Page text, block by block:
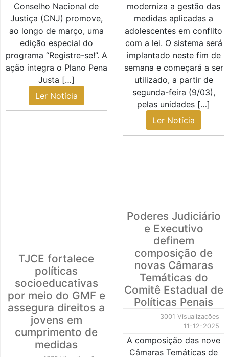
Conselho Nacional de
Justiça (CNJ) promove,
ao longo de março, uma
edição especial do
programa “Registre-se!”. A
ação integra o Plano Pena
Justa […]
Ler Notícia
moderniza a gestão das
medidas aplicadas a
adolescentes em conflito
com a lei. O sistema será
implantado neste fim de
semana e começará a ser
utilizado, a partir de
segunda-feira (9/03),
pelas unidades […]
Ler Notícia
TJCE fortalece
políticas
socioeducativas
por meio do GMF e
assegura direitos a
jovens em
cumprimento de
medidas
Poderes Judiciário
e Executivo
definem
composição de
novas Câmaras
Temáticas do
Comitê Estadual de
Políticas Penais
3001 Visualizações
11-12-2025
A composição das nove
Câmaras Temáticas de